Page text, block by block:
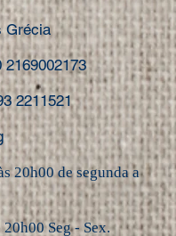
Grécia
20h00 de segunda a
Seg - Sex.